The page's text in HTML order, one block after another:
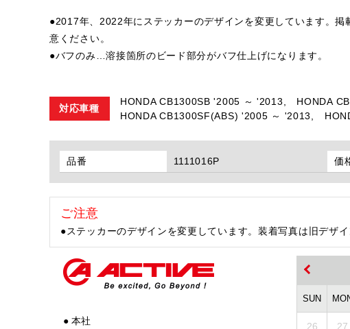
●2017年、2022年にステッカーのデザインを変更しています。
意ください。
●バフのみ…溶接箇所のビード部分がバフ仕上げになります。
対応車種
HONDA CB1300SB '2005 ～ '2013, HONDA
HONDA CB1300SF(ABS) '2005 ～ '2013,
品番 1111016P 価
ご注意
●ステッカーのデザインを変更しています。装着写真は旧デザ
● 本社
SUN
26 27